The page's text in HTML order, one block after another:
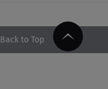
Back to Top